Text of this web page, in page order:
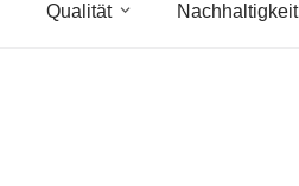
Qualität Nachhaltigkeit